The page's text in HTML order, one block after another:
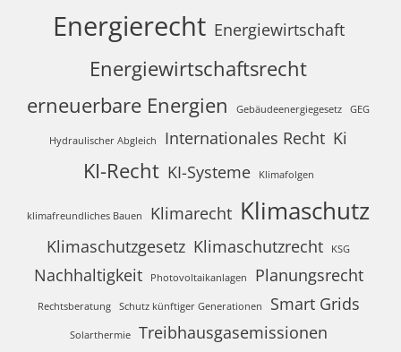
Energierecht Energiewirtschaft
Energiewirtschaftsrecht
erneuerbare Energien
Gebäudeenergiegesetz GEG
Hydraulischer Abgleich Internationales Recht Ki
KI-Recht KI-Systeme Klimafolgen
klimafreundliches Bauen Klimarecht Klimaschutz
Klimaschutzgesetz Klimaschutzrecht KSG
Nachhaltigkeit Photovoltaikanlagen Planungsrecht
Rechtsberatung Schutz künftiger Generationen Smart Grids
Solarthermie
Treibhausgasemissionen